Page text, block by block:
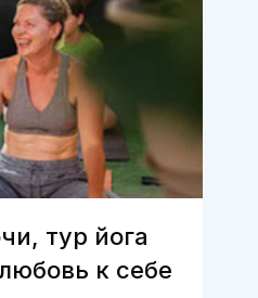
тур йога
к себе